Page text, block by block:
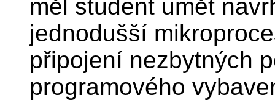
měl student umět
jednodušší
připojení nezbytných
programového